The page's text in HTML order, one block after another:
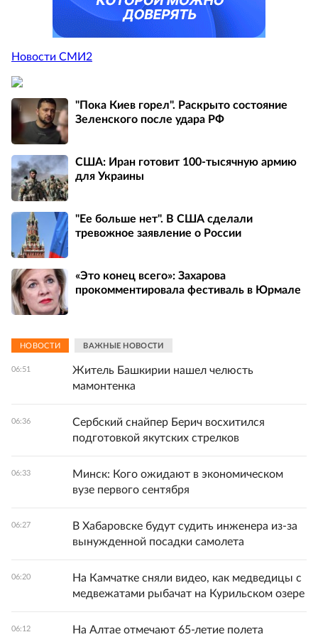
Новости СМИ2
"Пока Киев горел". Раскрыто состояние
Зеленского после удара РФ
США: Иран готовит 100-тысячную армию
для Украины
"Ее больше нет". В США сделали
тревожное заявление о России
«Это конец всего»: Захарова
прокомментировала фестиваль в Юрмале
НОВОСТИ ВАЖНЫЕ НОВОСТИ
06:51
Житель Башкирии нашел челюсть
мамонтенка
06:36
Сербский снайпер Берич восхитился
подготовкой якутских стрелков
06:33
Минск: Кого ожидают в экономическом
вузе первого сентября
06:27
В Хабаровске будут судить инженера из-за
вынужденной посадки самолета
06:20
На Камчатке сняли видео, как медведицы с
медвежатами рыбачат на Курильском озере
06:12
На Алтае отмечают 65-летие полета